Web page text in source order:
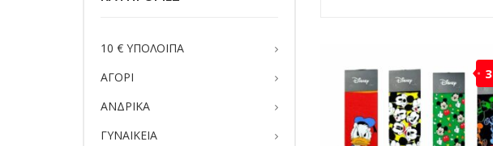
10 € ΥΠΟΛΟΙΠΑ
ΑΓΟΡΙ
ΑΝΔΡΙΚΑ
ΓΥΝΑΙΚΕΙΑ